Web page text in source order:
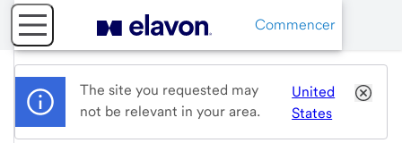
Commencer
The site you requested may
not be relevant in your area.
United
States